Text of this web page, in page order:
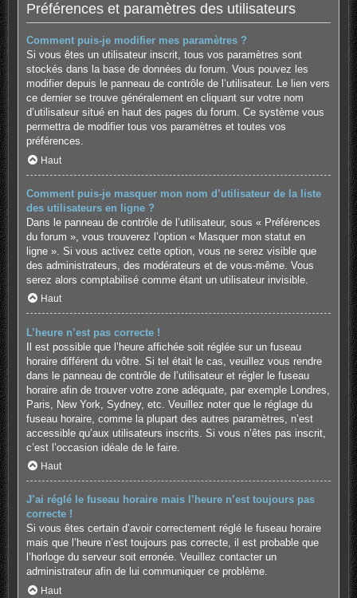
Préférences et paramètres des utilisateurs
Comment puis-je modifier mes paramètres ?
Si vous êtes un utilisateur inscrit, tous vos paramètres sont
stockés dans la base de données du forum. Vous pouvez les
modifier depuis le panneau de contrôle de l’utilisateur. Le lien vers
ce dernier se trouve généralement en cliquant sur votre nom
d’utilisateur situé en haut des pages du forum. Ce système vous
permettra de modifier tous vos paramètres et toutes vos
préférences.
Haut
Comment puis-je masquer mon nom d’utilisateur de la liste
des utilisateurs en ligne ?
Dans le panneau de contrôle de l’utilisateur, sous « Préférences
du forum », vous trouverez l’option « Masquer mon statut en
ligne ». Si vous activez cette option, vous ne serez visible que
des administrateurs, des modérateurs et de vous-même. Vous
serez alors comptabilisé comme étant un utilisateur invisible.
Haut
L’heure n’est pas correcte !
Il est possible que l’heure affichée soit réglée sur un fuseau
horaire différent du vôtre. Si tel était le cas, veuillez vous rendre
dans le panneau de contrôle de l’utilisateur et régler le fuseau
horaire afin de trouver votre zone adéquate, par exemple Londres,
Paris, New York, Sydney, etc. Veuillez noter que le réglage du
fuseau horaire, comme la plupart des autres paramètres, n’est
accessible qu’aux utilisateurs inscrits. Si vous n’êtes pas inscrit,
c’est l’occasion idéale de le faire.
Haut
J’ai réglé le fuseau horaire mais l’heure n’est toujours pas
correcte !
Si vous êtes certain d’avoir correctement réglé le fuseau horaire
mais que l’heure n’est toujours pas correcte, il est probable que
l’horloge du serveur soit erronée. Veuillez contacter un
administrateur afin de lui communiquer ce problème.
Haut